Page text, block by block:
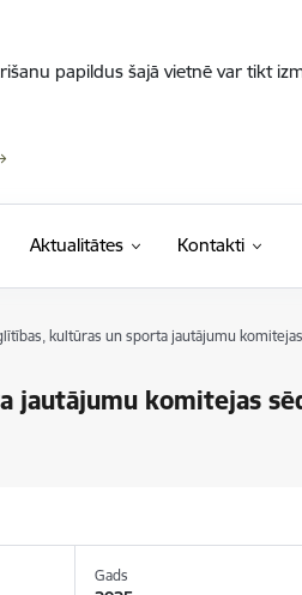
papildus šajā vietnē var tikt
Aktualitātes Kontakti
kultūras un sporta jautājumu
jautājumu komitejas
Gads